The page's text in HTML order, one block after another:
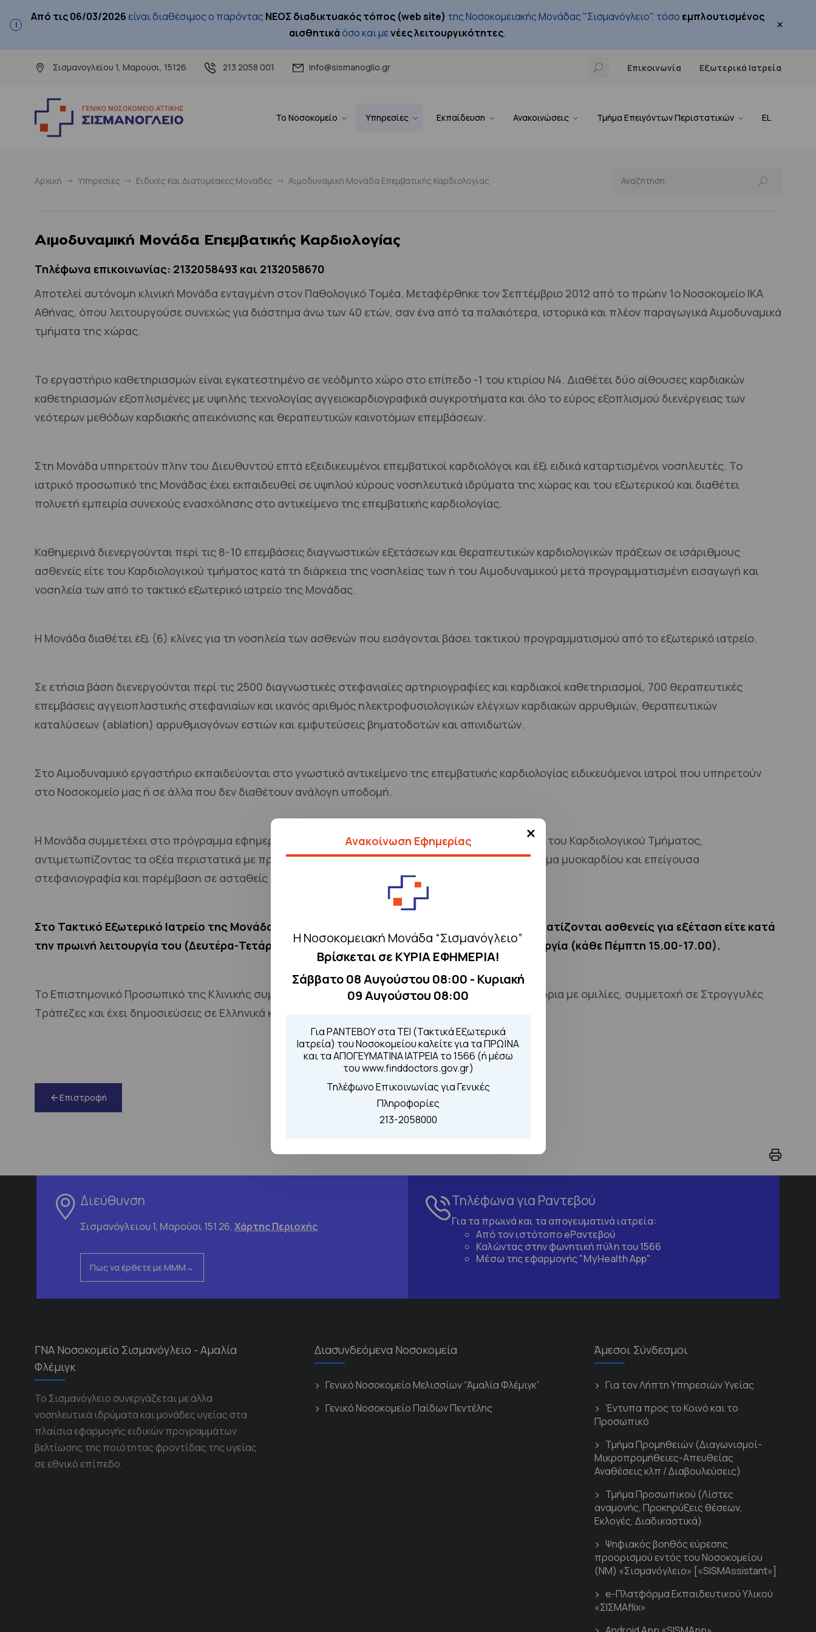
Από τις 06/03/2026 είναι διαθέσιμος ο παρόντας ΝΕΟΣ διαδικτυακός τόπος (web site) της Νοσοκομειακής Μονάδας "Σισμανόγλειο", τόσο εμπλουτισμένος
αισθητικάόσο και μενέες λειτουργικότητες. ×
Σισμανογλείου 1, Μαρούσι, 15126 213 2058 001 info@sismanoglio.gr Επικοινωνία Εξωτερικά Ιατρεία
Το Νοσοκομείο Υπηρεσίες Εκπαίδευση Ανακοινώσεις Τμήμα Επειγόντων Περιστατικών EL
×
Ανακοίνωση Εφημερίας
Η Νοσοκομειακή Μονάδα “Σισμανόγλειο”
Βρίσκεται σε ΚΥΡΙΑ ΕΦΗΜΕΡΙΑ!
Σάββατο 08 Αυγούστου 08:00 - Κυριακή
09 Αυγούστου 08:00
Για ΡΑΝΤΕΒΟΥ στα ΤΕΙ (Τακτικά Εξωτερικά
Ιατρεία) του Νοσοκομείου καλείτε για τα ΠΡΩΪΝΑ
και τα ΑΠΟΓΕΥΜΑΤΙΝΑ ΙΑΤΡΕΙΑ το 1566 (ή μέσω
του www.finddoctors.gov.gr)
Τηλέφωνο Επικοινωνίας για Γενικές
Πληροφορίες
213-2058000
Αρχική Υπηρεσίες Ειδικές Και Διατομεακες Μοναδες Αιμοδυναμική Μονάδα Επεμβατικής Καρδιολογίας
Αιμοδυναμική Μονάδα Επεμβατικής Καρδιολογίας
Τηλέφωνα επικοινωνίας: 2132058493 και 2132058670
Αποτελεί αυτόνομη κλινική Μονάδα ενταγμένη στον Παθολογικό Τομέα. Μεταφέρθηκε τον Σεπτέμβριο 2012 από το πρώην 1ο Νοσοκομείο ΙΚΑ
Αθήνας, όπου λειτουργούσε συνεχώς για διάστημα άνω των 40 ετών, σαν ένα από τα παλαιότερα, ιστορικά και πλέον παραγωγικά Αιμοδυναμικά
τμήματα της χώρας.
Το εργαστήριο καθετηριασμών είναι εγκατεστημένο σε νεόδμητο χώρο στο επίπεδο -1 του κτιρίου Ν4. Διαθέτει δύο αίθουσες καρδιακών
καθετηριασμών εξοπλισμένες με υψηλής τεχνολογίας αγγειοκαρδιογραφικά συγκροτήματα και όλο το εύρος εξοπλισμού διενέργειας των
νεότερων μεθόδων καρδιακής απεικόνισης και θεραπευτικών καινοτόμων επεμβάσεων.
Στη Μονάδα υπηρετούν πλην του Διευθυντού επτά εξειδικευμένοι επεμβατικοί καρδιολόγοι και έξι ειδικά καταρτισμένοι νοσηλευτές. Το
ιατρικό προσωπικό της Μονάδας έχει εκπαιδευθεί σε υψηλού κύρους νοσηλευτικά ιδρύματα της χώρας και του εξωτερικού και διαθέτει
πολυετή εμπειρία συνεχούς ενασχόλησης στο αντικείμενο της επεμβατικής καρδιολογίας.
Καθημερινά διενεργούνται περί τις 8-10 επεμβάσεις διαγνωστικών εξετάσεων και θεραπευτικών καρδιολογικών πράξεων σε ισάριθμους
ασθενείς είτε του Καρδιολογικού τμήματος κατά τη διάρκεια της νοσηλείας των ή του Αιμοδυναμικού μετά προγραμματισμένη εισαγωγή και
νοσηλεία των από το τακτικό εξωτερικό ιατρείο της Μονάδας.
Η Μονάδα διαθέτει έξι (6) κλίνες για τη νοσηλεία των ασθενών που εισάγονται βάσει τακτικού προγραμματισμού από το εξωτερικό ιατρείο.
Σε ετήσια βάση διενεργούνται περί τις 2500 διαγνωστικές στεφανιαίες αρτηριογραφίες και καρδιακοί καθετηριασμοί, 700 θεραπευτικές
επεμβάσεις αγγειοπλαστικής στεφανιαίων και ικανός αριθμός ηλεκτροφυσιολογικών ελέγχων καρδιακών αρρυθμιών, θεραπευτικών
καταλύσεων (ablation) αρρυθμιογόνων εστιών και εμφυτεύσεις βηματοδοτών και απινιδωτών.
Στο Αιμοδυναμικό εργαστήριο εκπαιδεύονται στο γνωστικό αντικείμενο της επεμβατικής καρδιολογίας ειδικευόμενοι ιατροί που υπηρετούν
στο Νοσοκομείο μας ή σε άλλα που δεν διαθέτουν ανάλογη υποδομή.
Η Μονάδα συμμετέχει στο πρόγραμμα εφημεριών του Νοσοκομείου και υποστηρίζει τη λειτουργία του Καρδιολογικού Τμήματος,
αντιμετωπίζοντας τα οξέα περιστατικά με πρωτογενή αγγειοπλαστική σε ασθενείς με οξύ έμφραγμα μυοκαρδίου και επείγουσα
στεφανιογραφία και παρέμβαση σε ασταθείς ασθενείς που απαιτούν άμεση θεραπεία.
Στο Τακτικό Εξωτερικό Ιατρείο της Μονάδας, μετά τηλεφωνικό ραντεβού στο 1535, προγραμματίζονται ασθενείς για εξέταση είτε κατά
την πρωινή λειτουργία του (Δευτέρα-Τετάρτη-Πέμπτη 9.00-11.00) ή την απογευματινή λειτουργία (κάθε Πέμπτη 15.00-17.00).
Το Επιστημονικό Προσωπικό της Κλινικής συμμετέχει ενεργά σε ερευνητικά πρωτόκολλα, σε συνέδρια με ομιλίες, συμμετοχή σε Στρογγυλές
Τράπεζες και έχει δημοσιεύσεις σε Ελληνικά και ξένα περιοδικά.
Επιστροφή
Διεύθυνση
Σισμανόγλειου 1, Μαρούσι 151 26,Χάρτης Περιοχής
Πως να έρθετε με ΜΜΜ
Τηλέφωνα για Ραντεβού
Για τα πρωινά και τα απογευματινά ιατρεία:
Από τον ιστότοποeΡαντεβού
Καλώντας στην φωνητική πύλη του 1566
Μέσω της εφαρμογής "MyHealth App"
ΓΝΑ Νοσοκομείο Σισμανόγλειο - Αμαλία
Φλέμιγκ
Το Σισμανόγλειο συνεργάζεται με άλλα
νοσηλευτικά ιδρύματα και μονάδες υγείας στα
πλαίσια εφαρμογής ειδικών προγραμμάτων
βελτίωσης της ποιότητας φροντίδας της υγείας
σε εθνικό επίπεδο.
Διασυνδεόμενα Νοσοκομεία
Γενικό Νοσοκομείο Μελισσίων “Άμαλία Φλέμιγκ”
Γενικό Νοσοκομείο Παίδων Πεντέλης
Άμεσοι Σύνδεσμοι
Για τον Λήπτη Υπηρεσιών Υγείας
'Εντυπα προς το Κοινό και το
Προσωπικό
Τμήμα Προμηθειών (Διαγωνισμοί-
Μικροπρομήθειες-Απευθείας
Αναθέσεις κλπ / Διαβουλεύσεις)
Τμήμα Προσωπικού (Λίστες
αναμονής, Προκηρύξεις θέσεων,
Εκλογές, Διαδικαστικά)
Ψηφιακός βοηθός εύρεσης
προορισμού εντός του Νοσοκομείου
(ΝΜ) «Σισμανόγλειο» [«SISMAssistant»]
e-Πλατφόρμα Εκπαιδευτικού Υλικού
«ΣΙΣΜΑflix»